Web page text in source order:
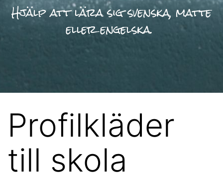
Hjälp att lära sig svenska, matte
eller engelska.
Profilkläder
till skola